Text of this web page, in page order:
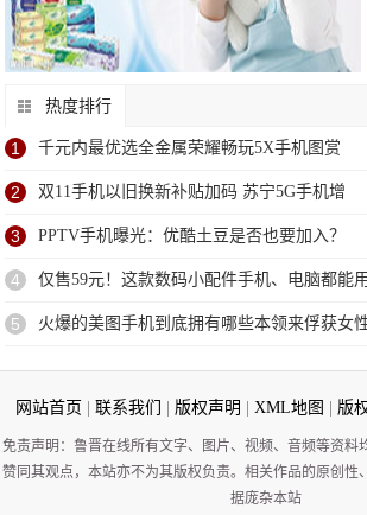
热度排行
1 千元内最优选全金属荣耀畅玩5X手机图赏
2 双11手机以旧换新补贴加码 苏宁5G手机增
3 PPTV手机曝光：优酷土豆是否也要加入？
4 仅售59元！这款数码小配件手机、电脑都能用
5 火爆的美图手机到底拥有哪些本领来俘获女
网站首页 联系我们 版权声明 XML地图 版
免责声明：鲁晋在线所有文字、图片、视频、音频等资料
赞同其观点，本站亦不为其版权负责。相关作品的原创性
据庞杂本站